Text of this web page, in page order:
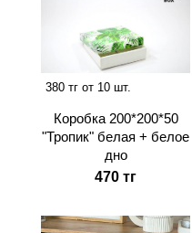
380 тг от 10 шт.
Коробка 200*200*50
"Тропик" белая + белое
дно
470 тг